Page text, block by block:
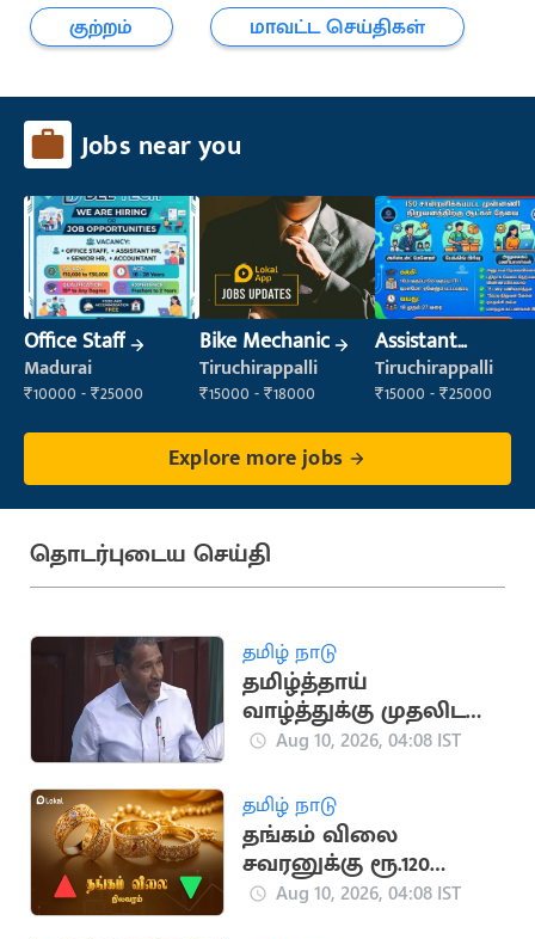
குற்றம் மாவட்ட செய்திகள்
Jobs near you
Office Staff
Madurai
₹10000 - ₹25000
Bike Mechanic
Tiruchirappalli
₹15000 - ₹18000
Assistant
Manager
Tiruchirappalli
₹15000 - ₹25000
Explore more jobs
தொடர்புடைய செய்தி
தமிழ் நாடு
தமிழ்த்தாய்
வாழ்த்துக்கு முதலிடம்
வழங்கும் தீர்மானம்:
ஆதரவு
Aug 10, 2026, 04:08 IST
தமிழ் நாடு
தங்கம் விலை
சவரனுக்கு ரூ.120
குறைந்தது
Aug 10, 2026, 04:08 IST